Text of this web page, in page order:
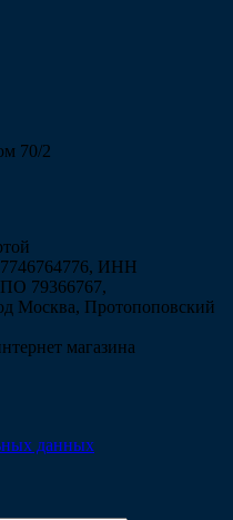
70/2
ИНН
79366767,
Москва, Протопоповский
магазина
данных